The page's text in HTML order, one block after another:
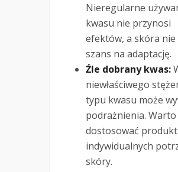
Nieregularne
kwasu nie przynosi
efektów, a skóra nie
szans na adaptację.
Źle dobrany kwas:
niewłaściwego
typu kwasu może
podrażnienia. Warto
dostosować
indywidualnych
skóry.